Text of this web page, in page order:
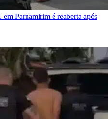
em Parnamirim é reaberta após